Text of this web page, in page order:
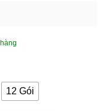
12 Gói